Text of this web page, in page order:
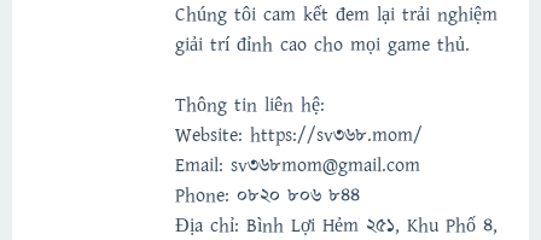
Chúng tôi cam kết đem lại trải nghiệm
giải trí đỉnh cao cho mọi game thủ.
Thông tin liên hệ:
Website: https://sv368.mom/
Email: sv368mom@gmail.com
Phone: 0820 806 844
Địa chỉ: Bình Lợi Hẻm 251, Khu Phố 4,